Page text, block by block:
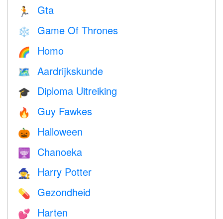
🏃 Gta
❄️ Game Of Thrones
🌈 Homo
🗺 Aardrijkskunde
🎓 Diploma Uitreiking
🔥 Guy Fawkes
🎃 Halloween
🕎 Chanoeka
🧙 Harry Potter
💊 Gezondheid
💕 Harten